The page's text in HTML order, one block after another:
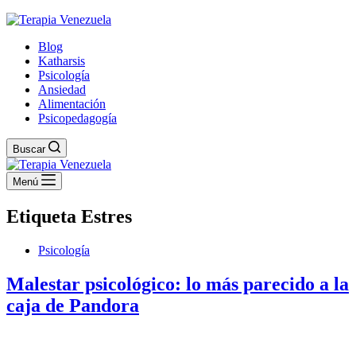
Blog
Katharsis
Psicología
Ansiedad
Alimentación
Psicopedagogía
Buscar
Menú
Etiqueta Estres
Psicología
Malestar psicológico: lo más parecido a la
caja de Pandora